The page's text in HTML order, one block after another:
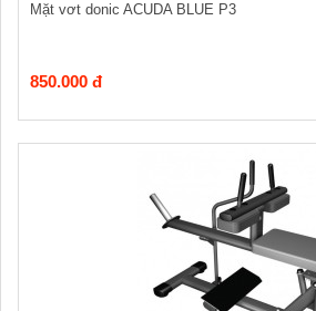
Mặt vơt donic ACUDA BLUE P3
850.000 đ